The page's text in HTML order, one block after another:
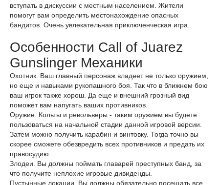
вступать в дискуссии с местным населением. Жители
помогут вам определить местонахождение опасных
бандитов. Очень увлекательная приключенческая игра.
Особенности Call of Juarez
Gunslinger Механики
Охотник. Ваш главный персонаж владеет не только оружием,
но еще и навыками рукопашного боя. Так что в ближнем бою
ваш игрок также хорош. Да еще и внешний грозный вид
поможет вам напугать ваших противников.
Оружие. Кольты и револьверы - таким оружием вы будете
пользоваться на начальной стадии данной игровой версии.
Затем можно получить карабин и винтовку. Тогда точно вы
скорее сможете обезвредить всех противников и предать их
правосудию.
Злодеи. Вы должны поймать главарей преступных банд, за
что получите неплохие игровые дивиденды.
Пустынные локации. Вы должны обязательно посещать все